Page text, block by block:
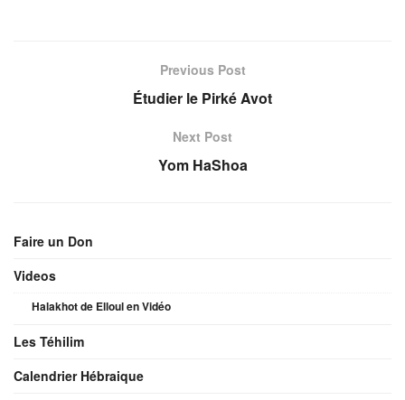
Previous Post
Étudier le Pirké Avot
Next Post
Yom HaShoa
Faire un Don
Videos
Halakhot de Elloul en Vidéo
Les Téhilim
Calendrier Hébraique